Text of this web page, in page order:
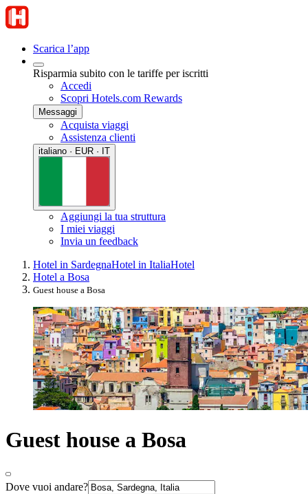
Scarica l’app
Risparmia subito con le tariffe per iscritti
Accedi
Scopri Hotels.com Rewards
Messaggi
Acquista viaggi
Assistenza clienti
italiano · EUR · IT
Aggiungi la tua struttura
I miei viaggi
Invia un feedback
Hotel in SardegnaHotel in ItaliaHotel
Hotel a Bosa
Guest house a Bosa
Guest house a Bosa
Dove vuoi andare?